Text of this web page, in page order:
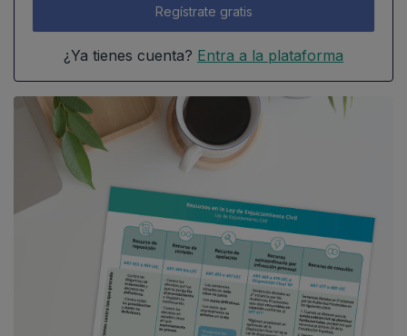
Regístrate gratis
¿Ya tienes cuenta? Entra a la plataforma